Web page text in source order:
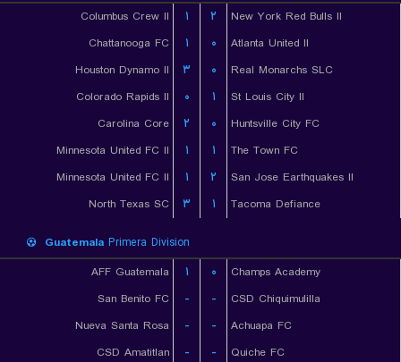
Columbus Crew II ۱ ۲
New York Red Bulls II
Chattanooga FC
۱ ۰
Atlanta United II
Houston Dynamo II
۳ ۰
Real Monarchs SLC
Colorado Rapids II
۰ ۱
St Louis City II
Carolina Core
۲ ۰
Huntsville City FC
Minnesota United FC II
۱ ۱
The Town FC
Minnesota United FC II
۱ ۲
San Jose Earthquakes II
North Texas SC
۳ ۱ Tacoma Defiance
Guatemala Primera Division
AFF Guatemala
۱ ۰
Champs Academy
San Benito FC
- -
CSD Chiquimulilla
Nueva Santa Rosa
- -
Achuapa FC
CSD Amatitlan
- - Quiche FC